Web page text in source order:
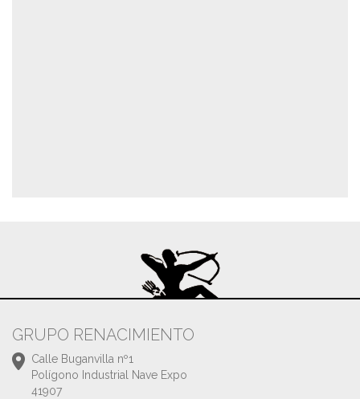
GRUPO RENACIMIENTO
Calle Buganvilla nº1
Polígono Industrial Nave Expo
41907